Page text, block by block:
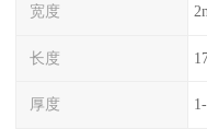
宽度
长度
厚度